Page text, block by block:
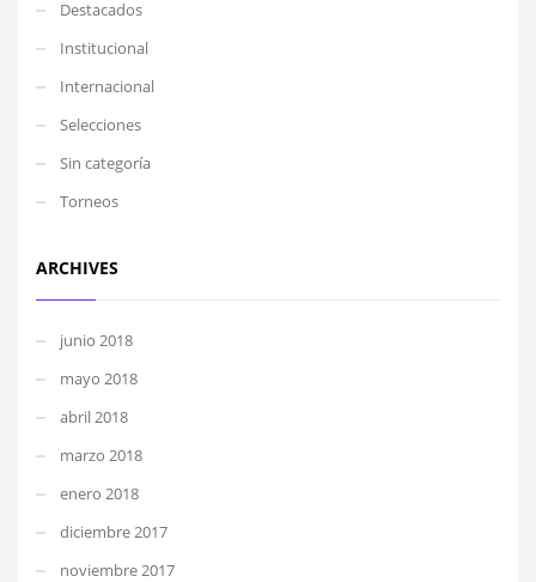
Destacados
Institucional
Internacional
Selecciones
Sin categoría
Torneos
ARCHIVES
junio 2018
mayo 2018
abril 2018
marzo 2018
enero 2018
diciembre 2017
noviembre 2017